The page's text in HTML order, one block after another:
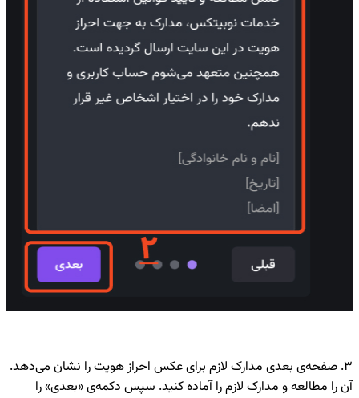
۳. صفحه‌ی بعدی مدارک لازم برای عکس احراز هویت را نشان می‌دهد.
آن ‌را مطالعه و مدارک لازم را آماده کنید. سپس دکمه‌ی «بعدی» را